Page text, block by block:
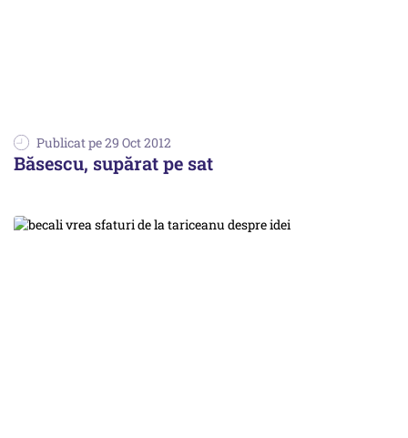
Publicat pe 29 Oct 2012
Băsescu, supărat pe sat